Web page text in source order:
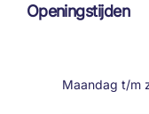
Openingstijden
Maandag t/m